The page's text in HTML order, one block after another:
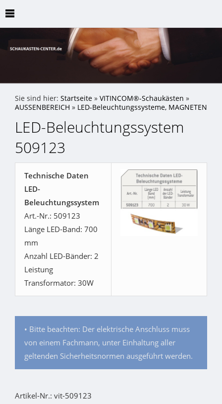
Sie sind hier: Startseite » VITINCOM®-Schaukästen »
AUSSENBEREICH » LED-Beleuchtungssysteme, MAGNETEN
LED-Beleuchtungssystem
509123
Technische Daten
LED-
Beleuchtungssystem
Art.-Nr.: 509123
Länge LED-Band: 700
mm
Anzahl LED-Bänder: 2
Leistung
Transformator: 30W
• Bitte beachten: Der elektrische Anschluss muss
von einem Fachmann, unter Einhaltung aller
geltenden Sicherheitsnormen ausgeführt werden.
Artikel-Nr.: vit-509123